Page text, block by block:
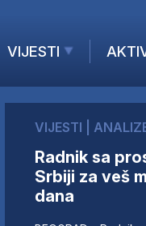
VIJESTI
AKTUELNO
KOMPANIJE
FINANSIJE
IZ STRANIH
VIJESTI
Radnik sa
Srbiji za veš
dana